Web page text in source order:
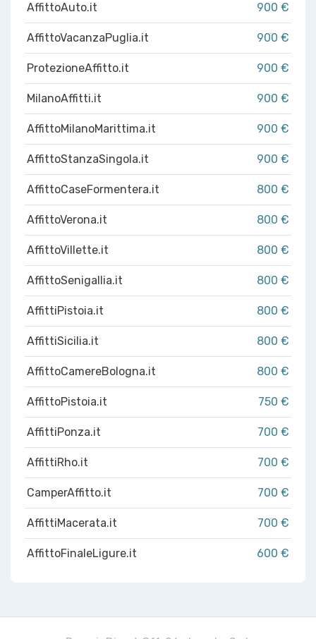
AffittoAuto.it 900 €
AffittoVacanzaPuglia.it 900 €
ProtezioneAffitto.it 900 €
MilanoAffitti.it 900 €
AffittoMilanoMarittima.it 900 €
AffittoStanzaSingola.it 900 €
AffittoCaseFormentera.it 800 €
AffittoVerona.it 800 €
AffittoVillette.it 800 €
AffittoSenigallia.it 800 €
AffittiPistoia.it 800 €
AffittiSicilia.it 800 €
AffittoCamereBologna.it 800 €
AffittoPistoia.it 750 €
AffittiPonza.it 700 €
AffittiRho.it 700 €
CamperAffitto.it 700 €
AffittiMacerata.it 700 €
AffittoFinaleLigure.it 600 €